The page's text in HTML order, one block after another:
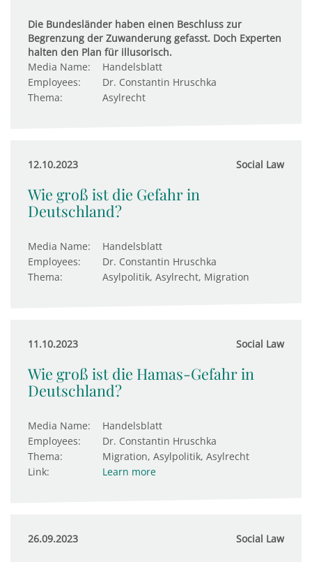
Die Bundesländer haben einen Beschluss zur
Begrenzung der Zuwanderung gefasst. Doch Experten
halten den Plan für illusorisch.
Media Name:
Handelsblatt
Employees:
Dr. Constantin Hruschka
Thema:
Asylrecht
12.10.2023 Social Law
Wie groß ist die Gefahr in
Deutschland?
Media Name:
Handelsblatt
Employees:
Dr. Constantin Hruschka
Thema:
Asylpolitik, Asylrecht, Migration
11.10.2023 Social Law
Wie groß ist die Hamas-Gefahr in
Deutschland?
Media Name:
Handelsblatt
Employees:
Dr. Constantin Hruschka
Thema:
Migration, Asylpolitik, Asylrecht
Link:
Learn more
26.09.2023 Social Law